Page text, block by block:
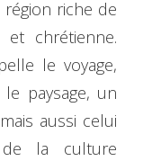
riche de
chrétienne.
le voyage,
paysage, un
aussi celui
la culture